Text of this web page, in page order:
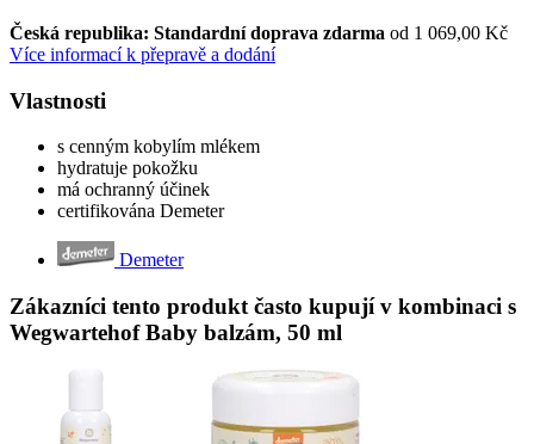
Česká republika: Standardní doprava zdarma od 1 069,00 Kč
Více informací k přepravě a dodání
Vlastnosti
s cenným kobylím mlékem
hydratuje pokožku
má ochranný účinek
certifikována Demeter
Demeter
Zákazníci tento produkt často kupují v kombinaci s
Wegwartehof Baby balzám, 50 ml